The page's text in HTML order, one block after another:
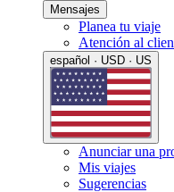
Mensajes
Planea tu viaje
Atención al
español · USD · US
Anunciar una
Mis viajes
Sugerencias